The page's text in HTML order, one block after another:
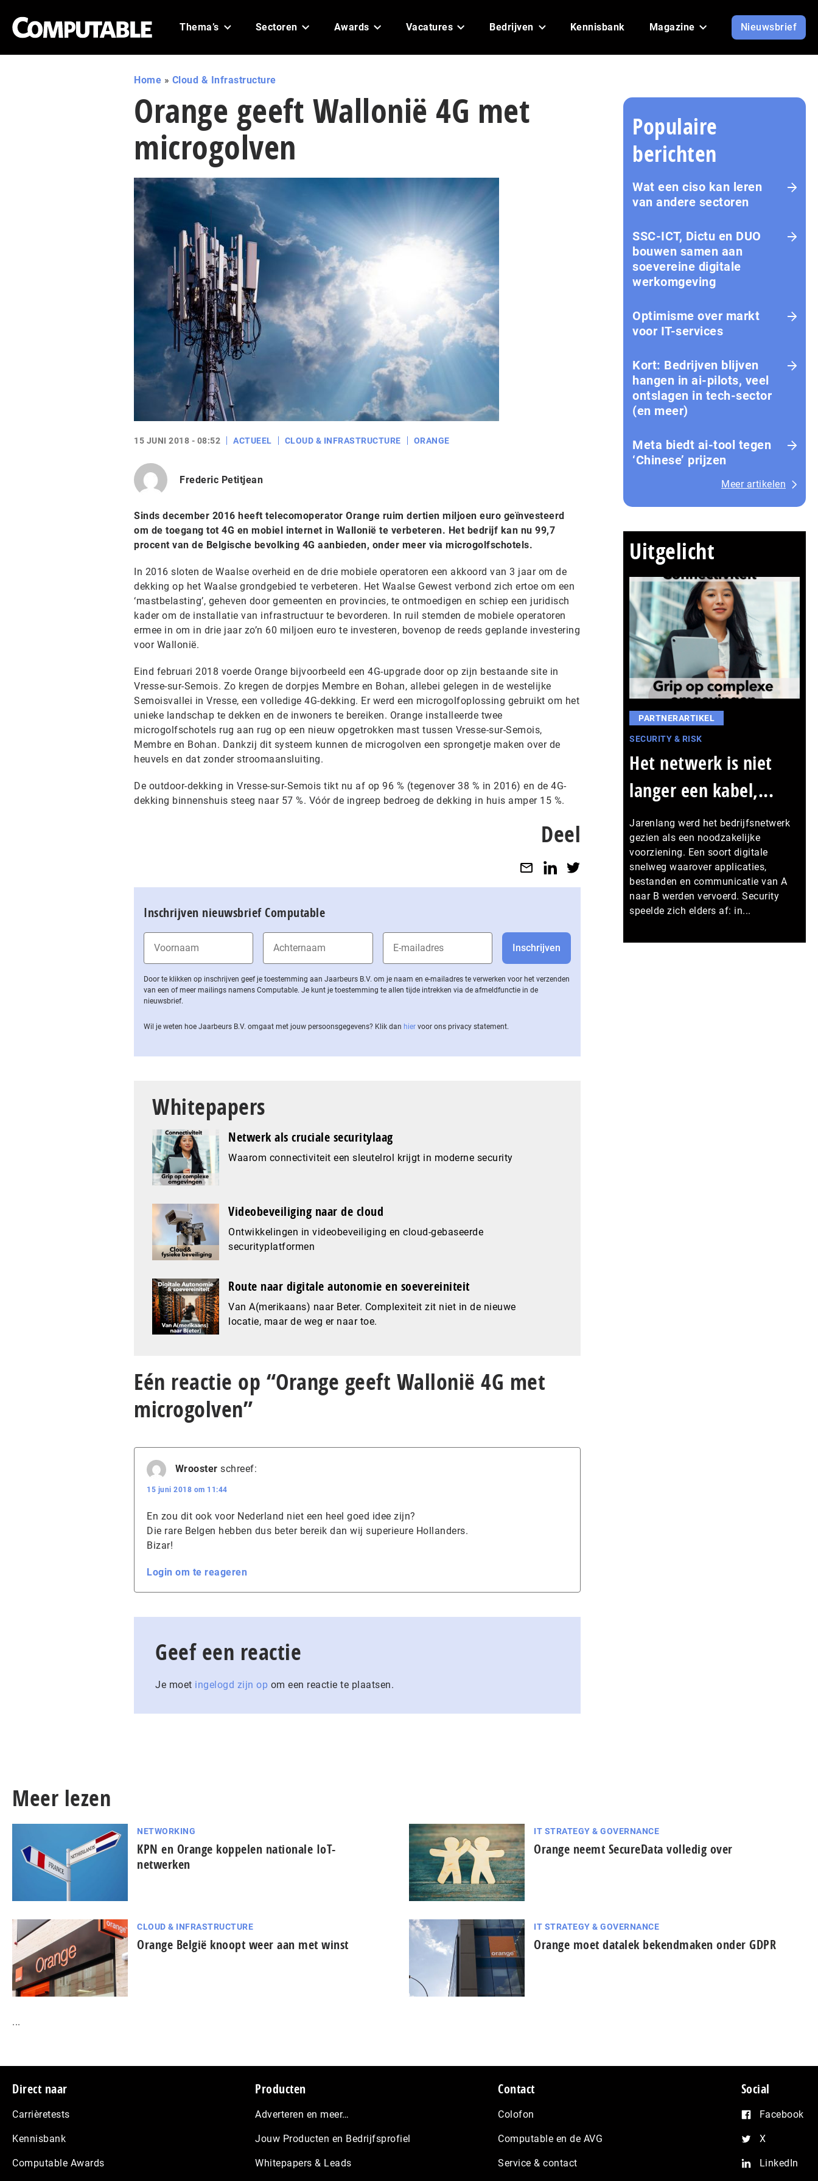
Thema’s Sectoren Awards Vacatures Bedrijven Kennisbank Magazine Nieuwsbrief
Home » Cloud & Infrastructure
Orange geeft Wallonië 4G met
microgolven
15 JUNI 2018 - 08:52 ACTUEEL CLOUD & INFRASTRUCTURE ORANGE
Frederic Petitjean
Sinds december 2016 heeft telecomoperator Orange ruim dertien miljoen euro geïnvesteerd
om de toegang tot 4G en mobiel internet in Wallonië te verbeteren. Het bedrijf kan nu 99,7
procent van de Belgische bevolking 4G aanbieden, onder meer via microgolfschotels.
In 2016 sloten de Waalse overheid en de drie mobiele operatoren een akkoord van 3 jaar om de
dekking op het Waalse grondgebied te verbeteren. Het Waalse Gewest verbond zich ertoe om een
‘mastbelasting’, geheven door gemeenten en provincies, te ontmoedigen en schiep een juridisch
kader om de installatie van infrastructuur te bevorderen. In ruil stemden de mobiele operatoren
ermee in om in drie jaar zo’n 60 miljoen euro te investeren, bovenop de reeds geplande investering
voor Wallonië.
Eind februari 2018 voerde Orange bijvoorbeeld een 4G-upgrade door op zijn bestaande site in
Vresse-sur-Semois. Zo kregen de dorpjes Membre en Bohan, allebei gelegen in de westelijke
Semoisvallei in Vresse, een volledige 4G-dekking. Er werd een microgolfoplossing gebruikt om het
unieke landschap te dekken en de inwoners te bereiken. Orange installeerde twee
microgolfschotels rug aan rug op een nieuw opgetrokken mast tussen Vresse-sur-Semois,
Membre en Bohan. Dankzij dit systeem kunnen de microgolven een sprongetje maken over de
heuvels en dat zonder stroomaansluiting.
De outdoor-dekking in Vresse-sur-Semois tikt nu af op 96 % (tegenover 38 % in 2016) en de 4G-
dekking binnenshuis steeg naar 57 %. Vóór de ingreep bedroeg de dekking in huis amper 15 %.
Deel
Inschrijven nieuwsbrief Computable
Door te klikken op inschrijven geef je toestemming aan Jaarbeurs B.V. om je naam en e-mailadres te verwerken voor het verzenden
van een of meer mailings namens Computable. Je kunt je toestemming te allen tijde intrekken via de af­meld­func­tie in de
nieuwsbrief.
Wil je weten hoe Jaarbeurs B.V. omgaat met jouw per­soons­ge­ge­vens? Klik dan hier voor ons privacy statement.
Whitepapers
Netwerk als cruciale securitylaag
Waarom connectiviteit een sleutelrol krijgt in moderne security
Videobeveiliging naar de cloud
Ontwikkelingen in videobeveiliging en cloud-gebaseerde
securityplatformen
Route naar digitale autonomie en soevereiniteit
Van A(merikaans) naar Beter. Complexiteit zit niet in de nieuwe
locatie, maar de weg er naar toe.
Eén reactie op “Orange geeft Wallonië 4G met
microgolven”
Wrooster schreef:
15 juni 2018 om 11:44
En zou dit ook voor Nederland niet een heel goed idee zijn?
Die rare Belgen hebben dus beter bereik dan wij superieure Hollanders.
Bizar!
Login om te reageren
Geef een reactie
Je moet ingelogd zijn op om een reactie te plaatsen.
Populaire
berichten
Wat een ciso kan leren
van andere sectoren
SSC-ICT, Dictu en DUO
bouwen samen aan
soevereine digitale
werkomgeving
Optimisme over markt
voor IT-services
Kort: Bedrijven blijven
hangen in ai-pilots, veel
ontslagen in tech-sector
(en meer)
Meta biedt ai-tool tegen
‘Chinese’ prijzen
Meer artikelen
Uitgelicht
PARTNERARTIKEL
SECURITY & RISK
Het netwerk is niet
langer een kabel,...
Jarenlang werd het bedrijfsnetwerk
gezien als een noodzakelijke
voorziening. Een soort digitale
snelweg waarover applicaties,
bestanden en communicatie van A
naar B werden vervoerd. Security
speelde zich elders af: in...
Meer lezen
NETWORKING
KPN en Orange koppelen nationale IoT-
netwerken
IT STRATEGY & GOVERNANCE
Orange neemt SecureData volledig over
CLOUD & INFRASTRUCTURE
Orange België knoopt weer aan met winst
IT STRATEGY & GOVERNANCE
Orange moet datalek bekendmaken onder GDPR
...
Footer
Direct naar
Carrièretests
Kennisbank
Computable Awards
Producten
Adverteren en meer…
Jouw Producten en Bedrijfsprofiel
Whitepapers & Leads
Contact
Colofon
Computable en de AVG
Service & contact
Social
Facebook
X
LinkedIn